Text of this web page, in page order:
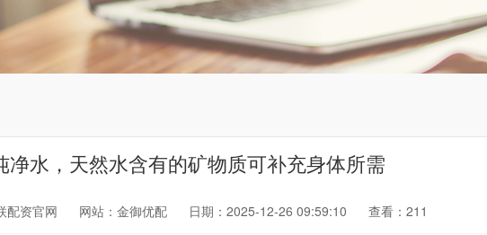
净水，天然水含有的矿物质可补充身体所需
配资官网 网站：金御优配 日期：2025-12-26 09:59:10 查看：211